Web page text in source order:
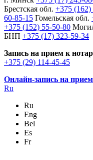
Брестская обл. +375 (162)
60-85-15 Гомельская обл.
+375 (152) 55-50-80
БНП +375 (17) 323-59-34
Запись на прием к
+375 (29) 114-45-45
Онлайн-запись на
Ru
Ru
Eng
Bel
Es
Fr